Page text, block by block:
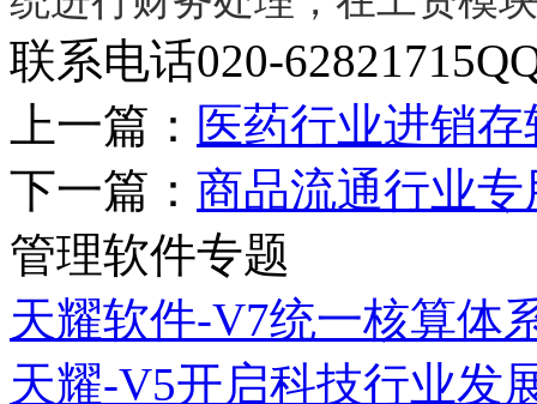
联系电话020-
上一篇： 医药行业进销
下一篇： 商品流通行业专
管理软件专题
天耀软件-V7统一核算体
天耀-V5开启科技行业发